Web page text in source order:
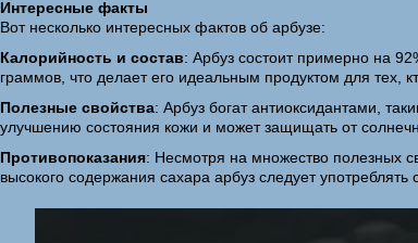
Интересные факты
Вот несколько интересных фактов об арбузе:
Калорийность и состав: Арбуз состоит примерно на
граммов, что делает его идеальным продуктом для тех,
Полезные свойства: Арбуз богат антиоксидантами,
улучшению состояния кожи и может защищать от
Противопоказания: Несмотря на множество полезных
высокого содержания сахара арбуз следует